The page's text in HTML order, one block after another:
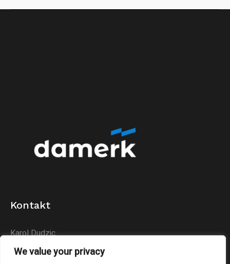
We value your privacy
Kontakt
Karol Dudzic
Huta Podłysica 24B
26-004 Bieliny